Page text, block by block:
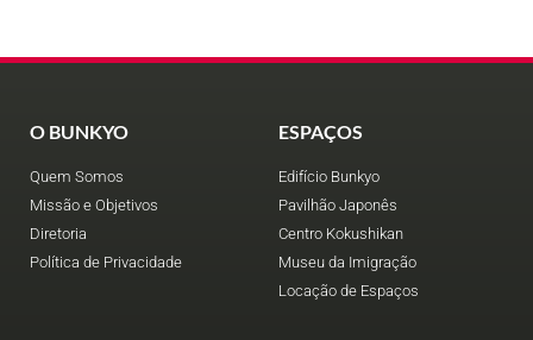
O BUNKYO
Quem Somos
Missão e Objetivos
Diretoria
Política de Privacidade
ESPAÇOS
Edifício Bunkyo
Pavilhão Japonês
Centro Kokushikan
Museu da Imigração
Locação de Espaços